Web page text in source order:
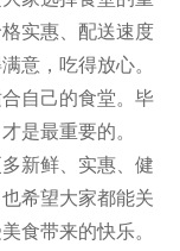
实惠、配送速度
意，吃得放心。
自己的食堂。毕
是最重要的。
新鲜、实惠、健
希望大家都能关
食带来的快乐。